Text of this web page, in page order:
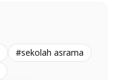
#sekolah asrama